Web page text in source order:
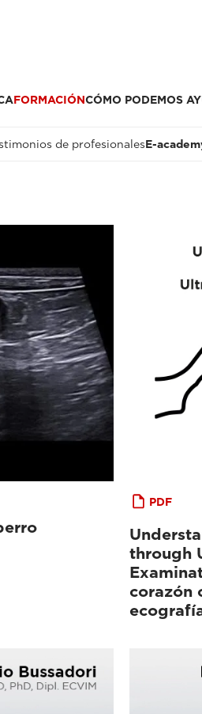
FORMACIÓNCÓMO PODEMOS
de profesionalesE-
PDF
through
corazón